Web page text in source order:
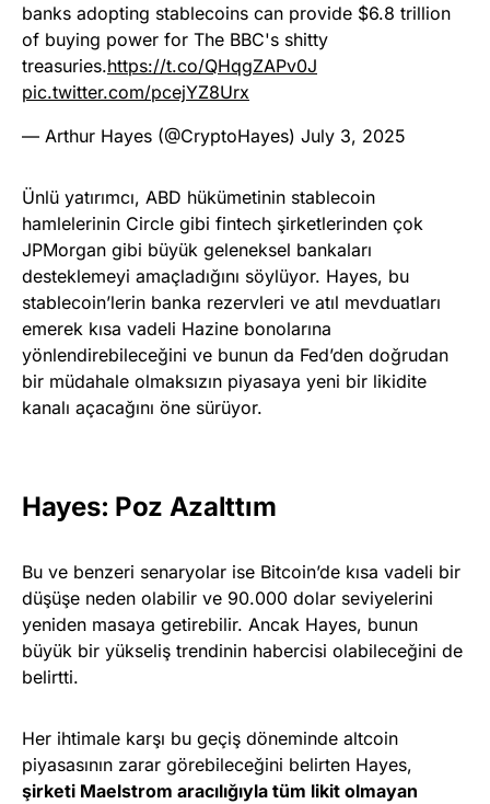
banks adopting stablecoins can provide $6.8 trillion
of buying power for The BBC's shitty
treasuries.https://t.co/QHqgZAPv0J
pic.twitter.com/pcejYZ8Urx
— Arthur Hayes (@CryptoHayes) July 3, 2025
Ünlü yatırımcı, ABD hükümetinin stablecoin
hamlelerinin Circle gibi fintech şirketlerinden çok
JPMorgan gibi büyük geleneksel bankaları
desteklemeyi amaçladığını söylüyor. Hayes, bu
stablecoin’lerin banka rezervleri ve atıl mevduatları
emerek kısa vadeli Hazine bonolarına
yönlendirebileceğini ve bunun da Fed’den doğrudan
bir müdahale olmaksızın piyasaya yeni bir likidite
kanalı açacağını öne sürüyor.
Hayes: Poz Azalttım
Bu ve benzeri senaryolar ise Bitcoin’de kısa vadeli bir
düşüşe neden olabilir ve 90.000 dolar seviyelerini
yeniden masaya getirebilir. Ancak Hayes, bunun
büyük bir yükseliş trendinin habercisi olabileceğini de
belirtti.
Her ihtimale karşı bu geçiş döneminde altcoin
piyasasının zarar görebileceğini belirten Hayes,
şirketi Maelstrom aracılığıyla tüm likit olmayan